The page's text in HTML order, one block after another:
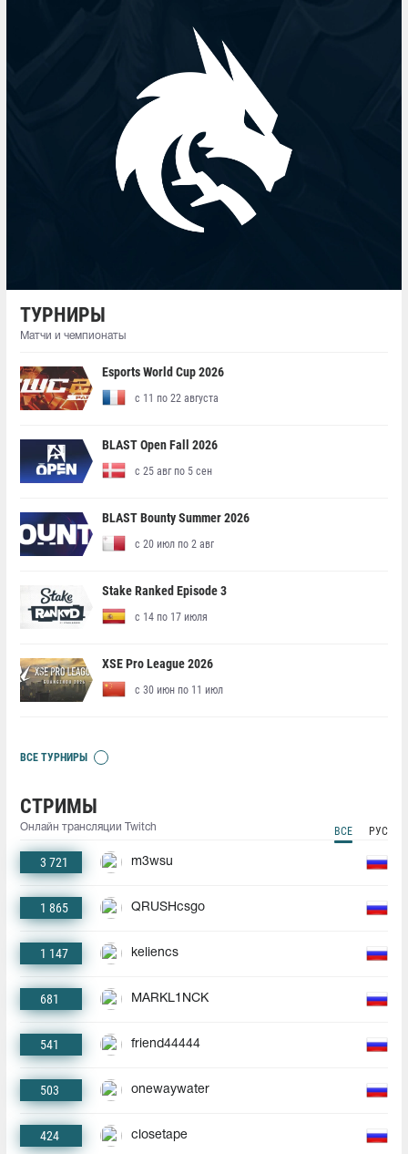
ТУРНИРЫ
Матчи и чемпионаты
Esports World Cup 2026
с 11 по 22 августа
BLAST Open Fall 2026
с 25 авг по 5 сен
BLAST Bounty Summer 2026
с 20 июл по 2 авг
Stake Ranked Episode 3
с 14 по 17 июля
XSE Pro League 2026
с 30 июн по 11 июл
ВСЕ ТУРНИРЫ
СТРИМЫ
Онлайн трансляции Twitch ВСЕ РУС
3 721 m3wsu
1 865 QRUSHcsgo
1 147 keliencs
681 MARKL1NCK
541 friend44444
503 onewaywater
424 closetape